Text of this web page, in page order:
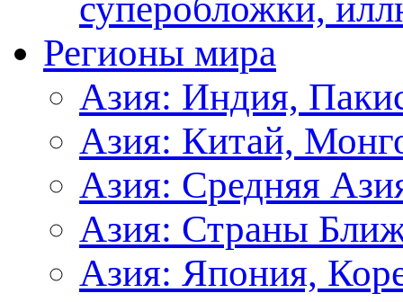
Регионы мира
Азия: Индия,
Азия: Китай,
Азия: Средняя
Азия: Страны
Азия: Япония,